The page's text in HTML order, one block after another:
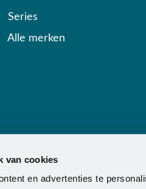
van cookies
en advertenties te
Series
Alle merken